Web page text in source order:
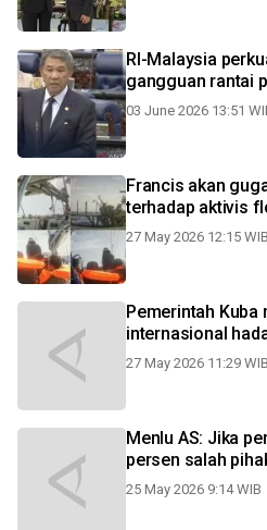
RI-Malaysia
gangguan rantai
03 June 2026 13:51
Francis akan
terhadap aktivis
27 May 2026 12:15 WIB
Pemerintah
internasional
27 May 2026 11:29 WIB
Menlu AS: Jika
persen salah
25 May 2026 9:14 WIB